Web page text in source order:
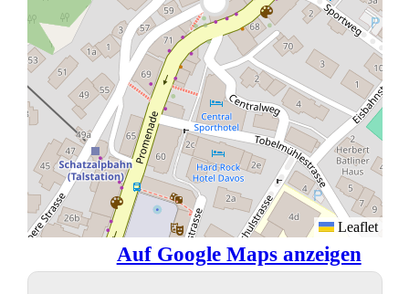
Leaflet
Auf Google Maps anzeigen